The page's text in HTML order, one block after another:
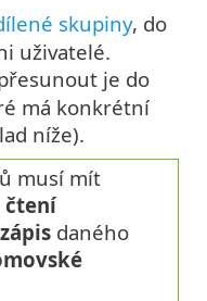
skupiny, do
uživatelé.
je do
má konkrétní
níže).
musí mít
čtení
zápis daného